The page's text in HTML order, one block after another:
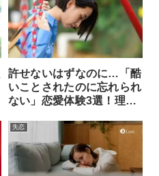
許せないはずなのに…「酷
いことされたのに忘れられ
ない」恋愛体験3選！理由
失恋